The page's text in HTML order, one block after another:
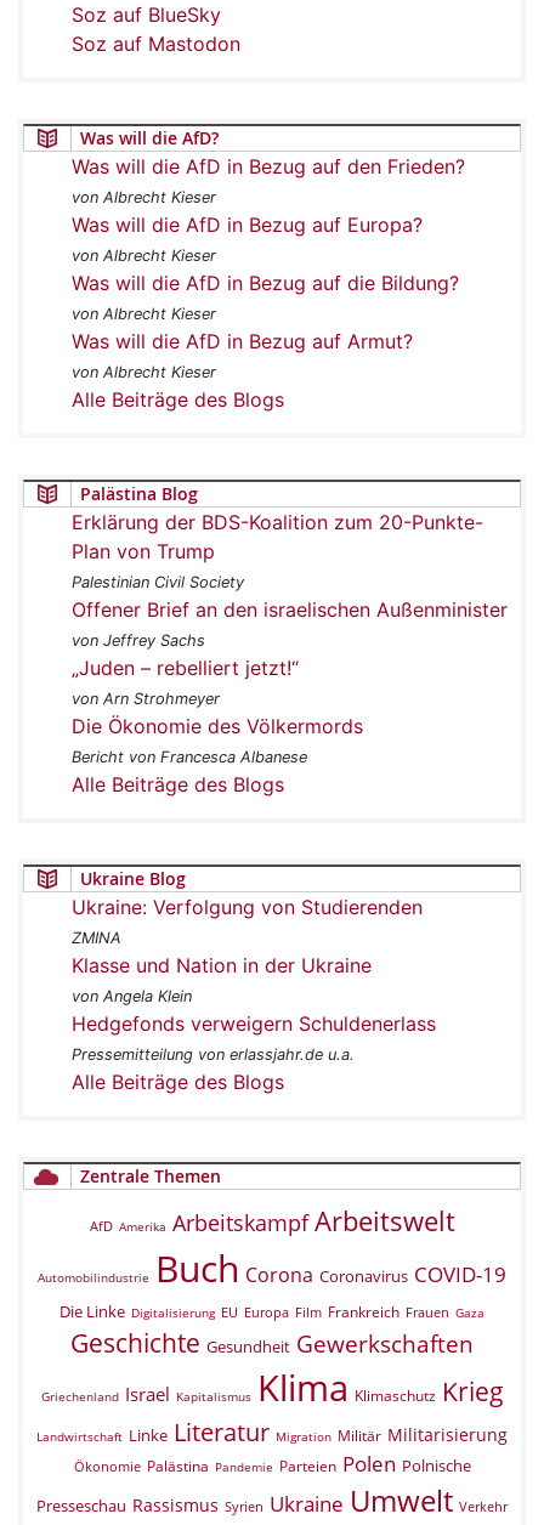
Soz auf BlueSky
Soz auf Mastodon
Was will die AfD?
Was will die AfD in Bezug auf den Frieden?
von Albrecht Kieser
Was will die AfD in Bezug auf Europa?
von Albrecht Kieser
Was will die AfD in Bezug auf die Bildung?
von Albrecht Kieser
Was will die AfD in Bezug auf Armut?
von Albrecht Kieser
Alle Beiträge des Blogs
Palästina Blog
Erklärung der BDS-Koalition zum 20-Punkte-
Plan von Trump
Palestinian Civil Society
Offener Brief an den israelischen Außenminister
von Jeffrey Sachs
„Juden – rebelliert jetzt!“
von Arn Strohmeyer
Die Ökonomie des Völkermords
Bericht von Francesca Albanese
Alle Beiträge des Blogs
Ukraine Blog
Ukraine: Verfolgung von Studierenden
ZMINA
Klasse und Nation in der Ukraine
von Angela Klein
Hedgefonds verweigern Schuldenerlass
Pressemitteilung von erlassjahr.de u.a.
Alle Beiträge des Blogs
Zentrale Themen
AfD Amerika Arbeitskampf Arbeitswelt
Automobilindustrie Buch Corona Coronavirus COVID-19
Die Linke Digitalisierung EU Europa Film Frankreich Frauen Gaza
Geschichte Gesundheit Gewerkschaften
Griechenland Israel Kapitalismus Klima Klimaschutz Krieg
Landwirtschaft Linke Literatur Migration Militär Militarisierung
Ökonomie Palästina Pandemie Parteien Polen Polnische
Presseschau Rassismus Syrien Ukraine Umwelt Verkehr